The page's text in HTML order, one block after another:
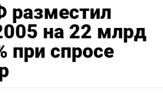
на 22 млрд
при спросе